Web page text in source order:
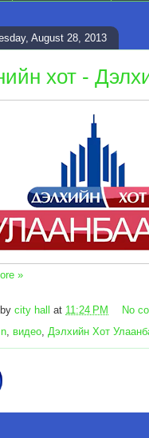
August 28, 2013
хот -
»
city hall at 11:24 PM
No
n, видео, Дэлхийн Хот